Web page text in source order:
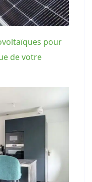
pour
de votre